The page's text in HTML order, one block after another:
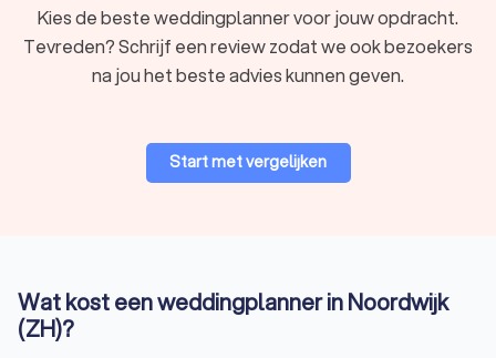
Persoonlijke Kennismaking
Een klik hebben met je weddingplanner is erg belangrijjk. Plan
wensen en voegt daar zijn of haar expertise aan toe.
een schilderachtig dorp, onze weddingplanners hebben de
expertise om jouw visie werkelijkheid te laten worden. Ze
Kies de beste weddingplanner voor jouw opdracht.
Tevreden? Schrijf een review zodat we ook bezoekers
na jou het beste advies kunnen geven.
Start met vergelijken
Wat kost een weddingplanner in Noordwijk
(ZH)?